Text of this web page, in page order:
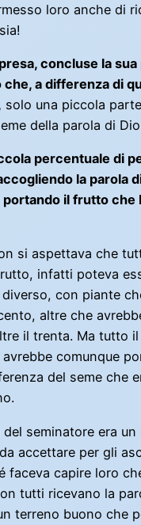
loro anche di
concluse la sua
a differenza di
solo una piccola
della parola di
percentuale di
la parola
il frutto che
si aspettava che
infatti poteva
con piante
altre che
il trenta. Ma tutto
comunque
del seme che
del seminatore era un
accettare per gli
faceva capire loro
tutti ricevano la
terreno buono che